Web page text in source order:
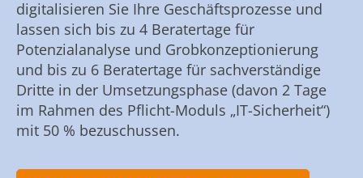
digitalisieren Sie Ihre Geschäftsprozesse und
lassen sich bis zu 4 Beratertage für
Potenzialanalyse und Grobkonzeptionierung
und bis zu 6 Beratertage für sachverständige
Dritte in der Umsetzungsphase (davon 2 Tage
im Rahmen des Pflicht-Moduls „IT-Sicherheit“)
mit 50 % bezuschussen.